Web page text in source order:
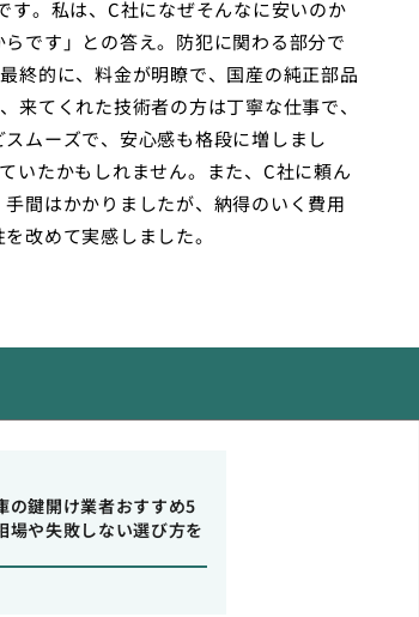
す。私は、C社になぜそんなに安いのか
です」との答え。防犯に関わる部分で
終的に、料金が明瞭で、国産の純正部品
てくれた技術者の方は丁寧な仕事で、
ムーズで、安心感も格段に増しまし
いたかもしれません。また、C社に頼ん
間はかかりましたが、納得のいく費用
改めて実感しました。
の鍵開け業者おすすめ5
場や失敗しない選び方を